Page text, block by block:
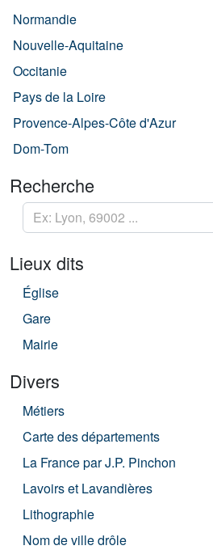
Normandie
Nouvelle-Aquitaine
Occitanie
Pays de la Loire
Provence-Alpes-Côte d'Azur
Dom-Tom
Recherche
Lieux dits
Église
Gare
Mairie
Divers
Métiers
Carte des départements
La France par J.P. Pinchon
Lavoirs et Lavandières
Lithographie
Nom de ville drôle